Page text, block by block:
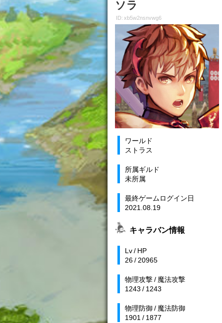
ソラ
ID: xb5w2nsnvwg6
ワールド
ストラス
所属ギルド
未所属
最終ゲームログイン日
2021.08.19
キャラバン情報
Lv / HP
26 / 20965
物理攻撃 / 魔法攻撃
1243 / 1243
物理防御 / 魔法防御
1901 / 1877